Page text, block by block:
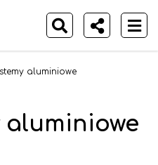
aluminiowe
aluminiowe